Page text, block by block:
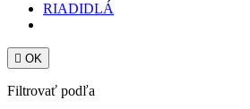
RIADIDLÁ
 OK
Filtrovať podľa